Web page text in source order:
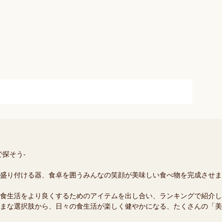
探そう-
り付ける器、食卓を囲うみんなの笑顔が美味しい食べ物を完成させ
生活をより良くするためのアイテムを出し合い、ランキングで紹介
な選択肢から、日々の食生活が楽しく健やかになる、たくさんの「